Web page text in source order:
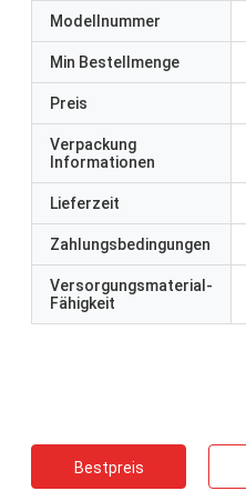
Modellnummer
Min Bestellmenge
Preis
Verpackung
Informationen
Lieferzeit
Zahlungsbedingungen
Versorgungsmaterial-
Fähigkeit
Bestpreis